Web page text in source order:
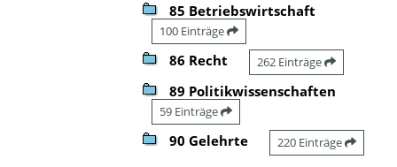
85 Betriebswirtschaft
100 Einträge
86 Recht 262 Einträge
89 Politikwissenschaften
59 Einträge
90 Gelehrte 220 Einträge